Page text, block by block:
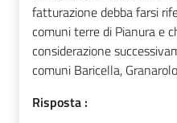
fatturazione debba farsi
comuni terre di Pianura e
considerazione
comuni Baricella,
Risposta :